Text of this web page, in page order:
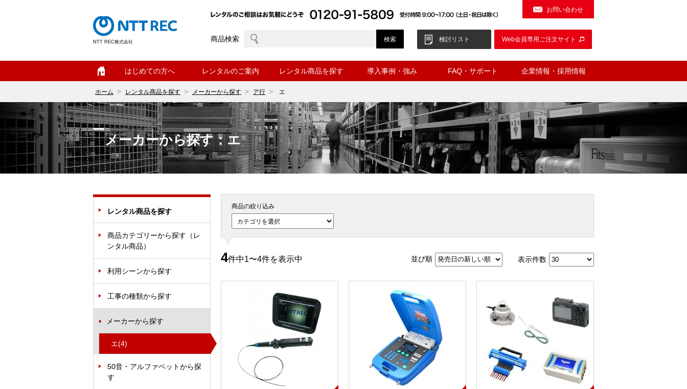
NTT REC株式会社
お問い合わせ
商品検索 検討リスト Web会員専用ご注文サイト
はじめての方へ レンタルのご案内 レンタル商品を探す 導入事例・強み FAQ・サポート 企業情報・採用情報
ホーム レンタル商品を探す メーカーから探す ア行 エ
メーカーから探す：エ
レンタル商品を探す
商品カテゴリーから探す（レ
ンタル商品）
利用シーンから探す
工事の種類から探す
メーカーから探す
エ(4)
50音・アルファベットから探
す
商品の絞り込み
4件中1〜4件を表示中 並び順 表示件数